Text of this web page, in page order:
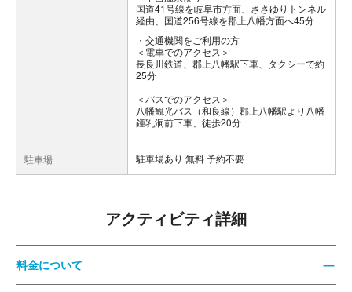
国道41号線を岐阜市方面、ささゆりトンネル
経由、国道256号線を郡上八幡方面へ45分
交通機関をご利用の方
＜電車でのアクセス＞
長良川鉄道、郡上八幡駅下車、タクシーで約
25分
＜バスでのアクセス＞
八幡観光バス（和良線）郡上八幡駅より八幡
鍾乳洞前下車、徒歩20分
駐車場 駐車場あり 無料 予約不要
アクティビティ詳細
料金について